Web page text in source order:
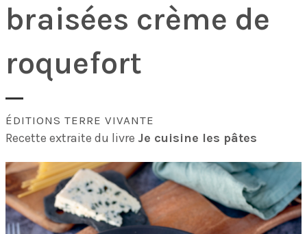
braisées crème de
roquefort
ÉDITIONS TERRE VIVANTE
Recette extraite du livre Je cuisine les pâtes